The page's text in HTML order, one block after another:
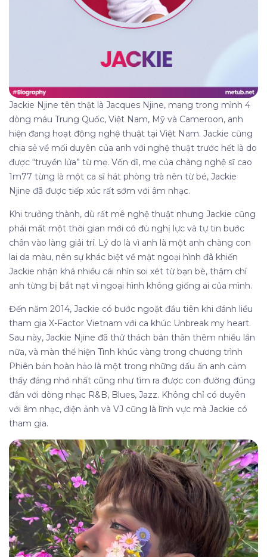
Jackie Njine tên thật là Jacques Njine, mang trong mình 4
dòng máu Trung Quốc, Việt Nam, Mỹ và Cameroon, anh
hiện đang hoạt động nghệ thuật tại Việt Nam. Jackie cũng
chia sẻ về mối duyên của anh với nghệ thuật trước hết là do
được “truyền lửa” từ mẹ. Vốn dĩ, mẹ của chàng nghệ sĩ cao
1m77 từng là một ca sĩ hát phòng trà nên từ bé, Jackie
Njine đã được tiếp xúc rất sớm với âm nhạc.
Khi trưởng thành, dù rất mê nghệ thuật nhưng Jackie cũng
phải mất một thời gian mới có đủ nghị lực và tự tin bước
chân vào làng giải trí. Lý do là vì anh là một anh chàng con
lai da màu, nên sự khác biệt về mặt ngoại hình đã khiến
Jackie nhận khá nhiều cái nhìn soi xét từ bạn bè, thậm chí
anh từng bị bắt nạt vì ngoại hình không giống ai của mình.
Đến năm 2014, Jackie có bước ngoặt đầu tiên khi đánh liều
tham gia X-Factor Vietnam với ca khúc Unbreak my heart.
Sau này, Jackie Njine đã thử thách bản thân thêm nhiều lần
nữa, và màn thể hiện Tình khúc vàng trong chương trình
Phiên bản hoàn hảo là một trong những dấu ấn anh cảm
thấy đáng nhớ nhất cũng như tìm ra được con đường đúng
đắn với dòng nhạc R&B, Blues, Jazz. Không chỉ có duyên
với âm nhạc, điện ảnh và VJ cũng là lĩnh vực mà Jackie có
tham gia.